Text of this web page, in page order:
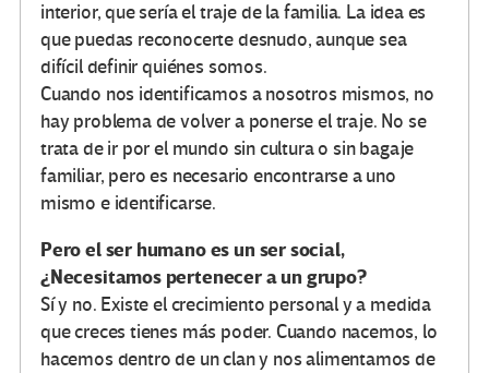
interior, que sería el traje de la familia. La idea es
que puedas reconocerte desnudo, aunque sea
difícil definir quiénes somos.
Cuando nos identificamos a nosotros mismos, no
hay problema de volver a ponerse el traje. No se
trata de ir por el mundo sin cultura o sin bagaje
familiar, pero es necesario encontrarse a uno
mismo e identificarse.
Pero el ser humano es un ser social,
¿Necesitamos pertenecer a un grupo?
Sí y no. Existe el crecimiento personal y a medida
que creces tienes más poder. Cuando nacemos, lo
hacemos dentro de un clan y nos alimentamos de